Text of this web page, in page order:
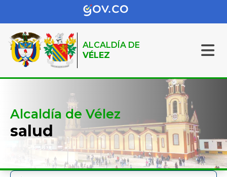
ALCALDÍA DE
VÉLEZ
Alcaldía de Vélez
salud